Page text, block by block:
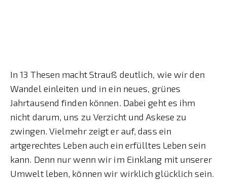
In 13 Thesen macht Strauß deutlich, wie wir den
Wandel einleiten und in ein neues, grünes
Jahrtausend finden können. Dabei geht es ihm
nicht darum, uns zu Verzicht und Askese zu
zwingen. Vielmehr zeigt er auf, dass ein
artgerechtes Leben auch ein erfülltes Leben sein
kann. Denn nur wenn wir im Einklang mit unserer
Umwelt leben, können wir wirklich glücklich sein.